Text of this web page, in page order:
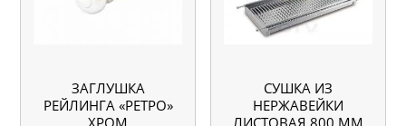
ЗАГЛУШКА
РЕЙЛИНГА «РЕТРО»
СУШКА ИЗ
НЕРЖАВЕЙКИ